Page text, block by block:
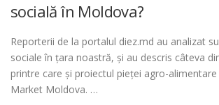
socială în Moldova?
Reporterii de la portalul diez.md au analizat
sociale în țara noastră, și au descris câteva
printre care și proiectul pieței agro-
Market Moldova. …